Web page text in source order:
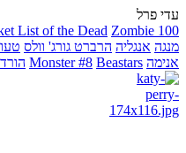
עדי פרל
List of the Dead Zombie 100
מנגה אנגליה הרברט גורג' וולס
אנימה
Monster #8 Beastars